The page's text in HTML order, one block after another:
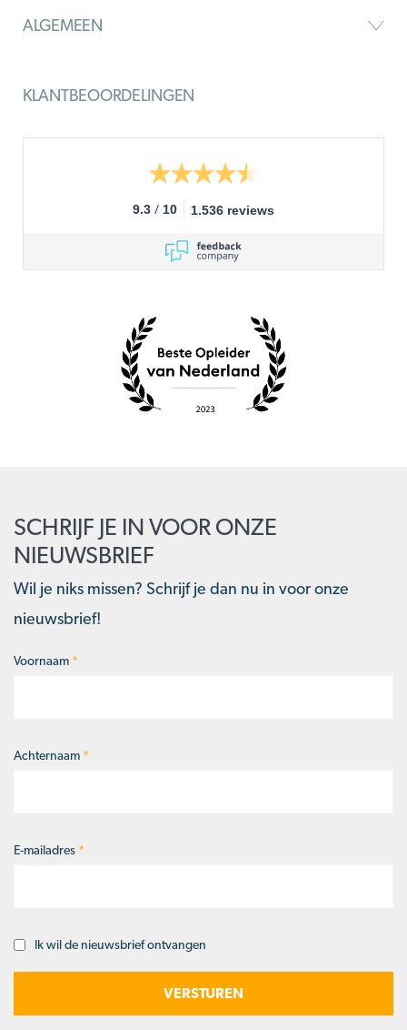
ALGEMEEN
KLANTBEOORDELINGEN
9.3 / 10 1.536 reviews
SCHRIJF JE IN VOOR ONZE
NIEUWSBRIEF
Wil je niks missen? Schrijf je dan nu in voor onze
nieuwsbrief!
Naam*
Voornaam *
Achternaam *
E-mailadres *
Opt-Ik wil de nieuwsbrief ontvangen